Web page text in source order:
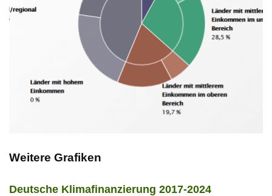
Weitere Grafiken
Deutsche Klimafinanzierung 2017-2024